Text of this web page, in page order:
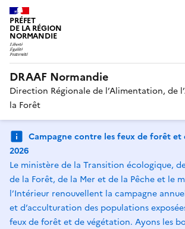
PRÉFET
DE LA RÉGION
NORMANDIE
DRAAF Normandie
Direction Régionale de l’Alimentation, de
la Forêt
Campagne contre les feux de forêt et
2026
Le ministère de la Transition écologique,
de la Forêt, de la Mer et de la Pêche et le
l’Intérieur renouvellent la campagne
et d’acculturation des populations
feux de forêt et de végétation. Ayons les